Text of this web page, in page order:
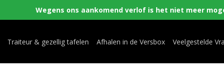
Wegens ons aankomend verlof is het niet meer
Traiteur & gezellig tafelen Afhalen in de Versbox Veelgestelde